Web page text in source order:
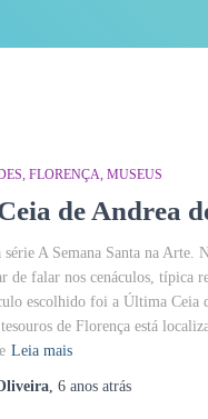
FLORENÇA MUSEUS
de Andrea
A Semana Santa na Arte.
de falar nos cenáculos, típica
escolhido foi a Última Ceia
de Florença está
Leia mais
, 6 anos atrás